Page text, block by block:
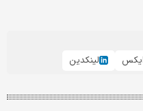
ایکس لینکدین